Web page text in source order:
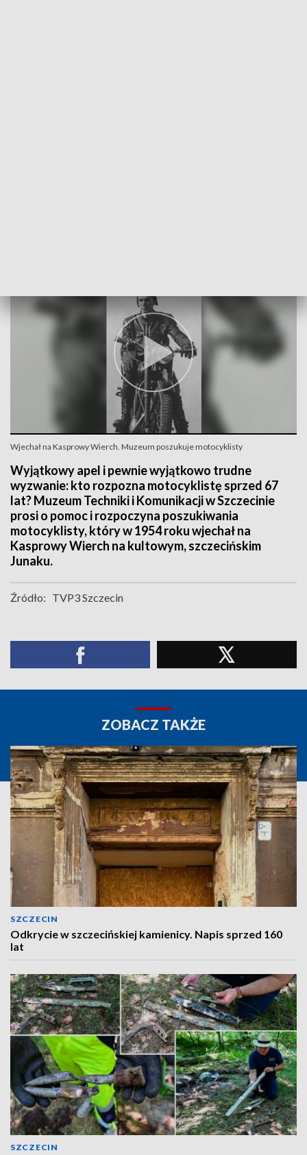
Wjechał na Kasprowy Wierch. Muzeum poszukuje motocyklisty
Wyjątkowy apel i pewnie wyjątkowo trudne
wyzwanie: kto rozpozna motocyklistę sprzed 67
lat? Muzeum Techniki i Komunikacji w Szczecinie
prosi o pomoc i rozpoczyna poszukiwania
motocyklisty, który w 1954 roku wjechał na
Kasprowy Wierch na kultowym, szczecińskim
Junaku.
Źródło: TVP3 Szczecin
ZOBACZ TAKŻE
SZCZECIN
Odkrycie w szczecińskiej kamienicy. Napis sprzed 160
lat
SZCZECIN